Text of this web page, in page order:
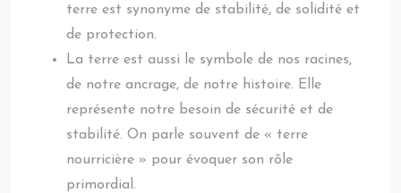
terre est synonyme de stabilité, de solidité et
de protection.
La terre est aussi le symbole de nos racines,
de notre ancrage, de notre histoire. Elle
représente notre besoin de sécurité et de
stabilité. On parle souvent de « terre
nourricière » pour évoquer son rôle
primordial.